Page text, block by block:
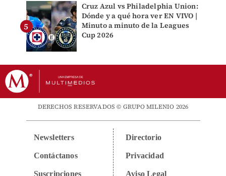
Cruz Azul vs Philadelphia Union:
Dónde y a qué hora ver EN VIVO |
Minuto a minuto de la Leagues
Cup 2026
DERECHOS RESERVADOS © GRUPO MILENIO 2026
Newsletters
Contáctanos
Suscripciones
Directorio
Privacidad
Aviso Legal